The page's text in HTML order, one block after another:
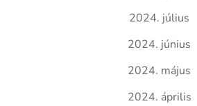
2024. július
2024. június
2024. május
2024. április